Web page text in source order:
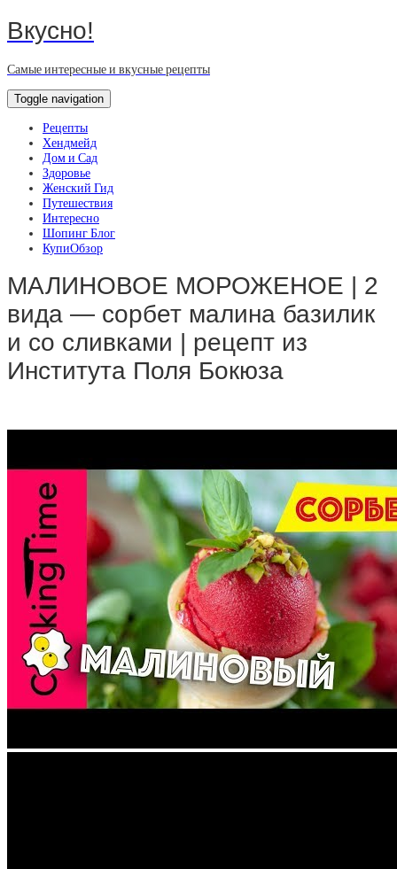
Вкусно!
Самые интересные и вкусные рецепты
Toggle navigation
Рецепты
Хендмейд
Дом и Сад
Здоровье
Женский Гид
Путешествия
Интересно
Шопинг Блог
КупиОбзор
МАЛИНОВОЕ МОРОЖЕНОЕ | 2
вида — сорбет малина базилик
и со сливками | рецепт из
Института Поля Бокюза